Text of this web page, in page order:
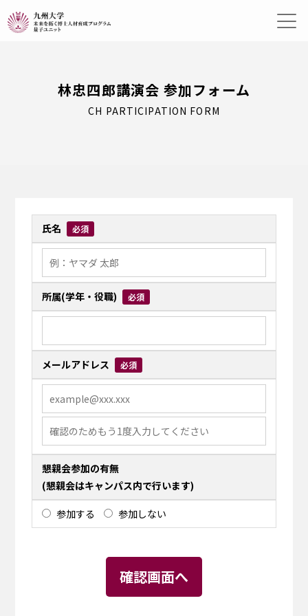
林忠四郎講演会 参加フォーム
CH PARTICIPATION FORM
氏名 必須
所属(学年・役職) 必須
メールアドレス 必須
懇親会参加の有無
(懇親会はキャンパス内で行います)
参加する 参加しない